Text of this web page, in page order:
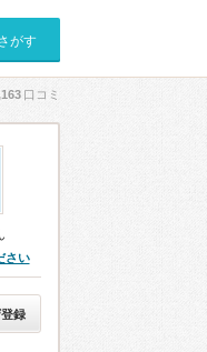
がす
口コミ
さい
録